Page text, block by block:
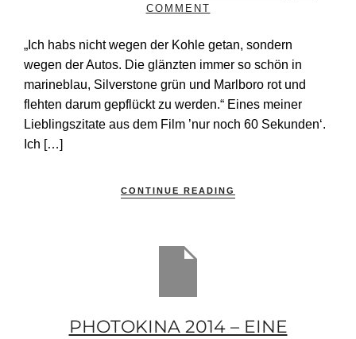
COMMENT
„Ich habs nicht wegen der Kohle getan, sondern
wegen der Autos. Die glänzten immer so schön in
marineblau, Silverstone grün und Marlboro rot und
flehten darum gepflückt zu werden.“ Eines meiner
Lieblingszitate aus dem Film ’nur noch 60 Sekunden‘.
Ich […]
CONTINUE READING
PHOTOKINA 2014 – EINE